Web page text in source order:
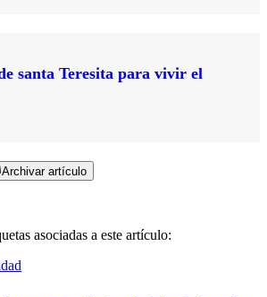
santa Teresita para vivir el
Archivar artículo
asociadas a este artículo: